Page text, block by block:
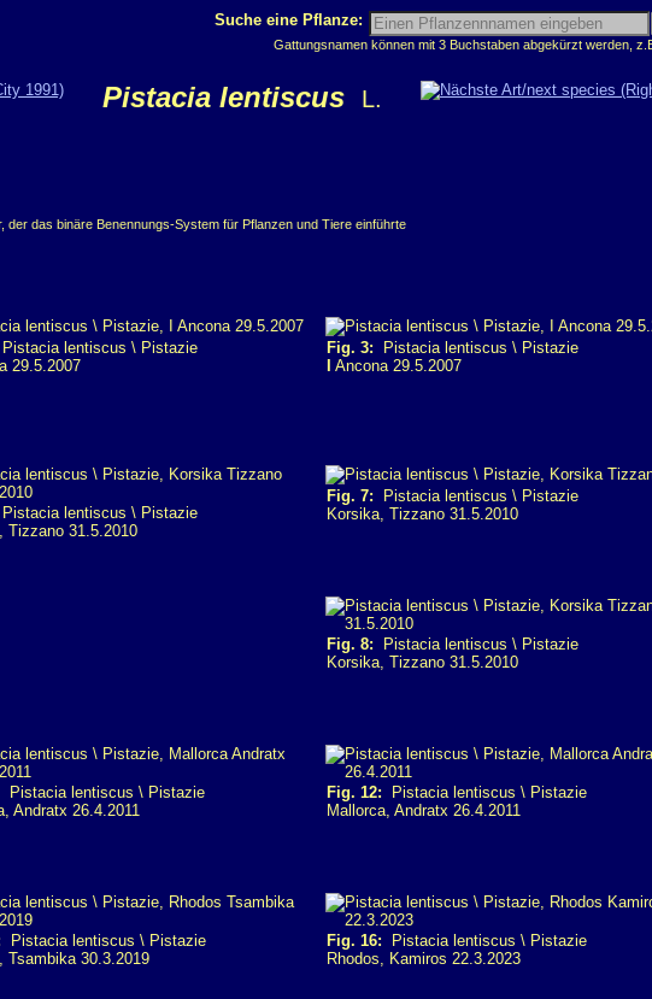
Suche eine Pflanze:
Gattungsnamen können mit 3 Buchstaben abgekürzt werden,
Pistacia lentiscus L.
das binäre Benennungs-System für Pflanzen und Tiere einführte
Pistacia lentiscus \ Pistazie
29.5.2007
Fig. 3: Pistacia lentiscus \ Pistazie
Ancona 29.5.2007
Pistacia lentiscus \ Pistazie
Tizzano 31.5.2010
Fig. 7: Pistacia lentiscus \ Pistazie
Korsika, Tizzano 31.5.2010
Fig. 8: Pistacia lentiscus \ Pistazie
Korsika, Tizzano 31.5.2010
Pistacia lentiscus \ Pistazie
Andratx 26.4.2011
Fig. 12: Pistacia lentiscus \ Pistazie
Mallorca, Andratx 26.4.2011
Pistacia lentiscus \ Pistazie
Tsambika 30.3.2019
Fig. 16: Pistacia lentiscus \ Pistazie
Rhodos, Kamiros 22.3.2023